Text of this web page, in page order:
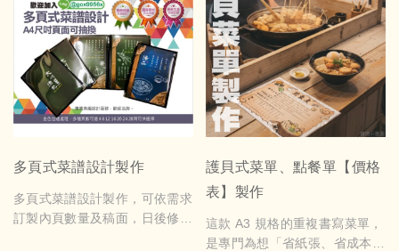
多頁式菜譜設計製作
多頁式菜譜設計製作，可依需求
訂製內頁數量及稿面，日後修改
護貝式菜單、點餐單【價格
表】製作
這款 A3 規格的重複書寫菜單，
是專門為想「省紙張、省成本」